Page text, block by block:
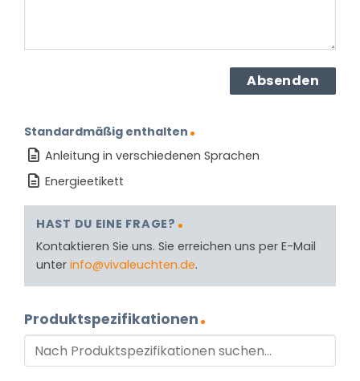
Standardmäßig enthalten
Anleitung in verschiedenen Sprachen
Energieetikett
HAST DU EINE FRAGE?
Kontaktieren Sie uns. Sie erreichen uns per E-Mail
unter info@vivaleuchten.de.
Produktspezifikationen